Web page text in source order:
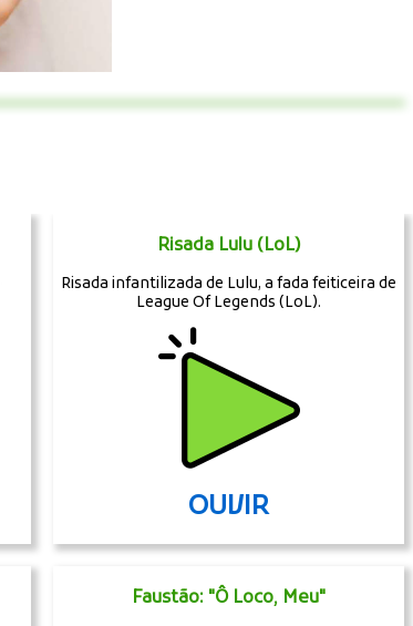
Risada Lulu (LoL)
Risada infantilizada de Lulu, a fada feiticeira de
League Of Legends (LoL).
OUVIR
Faustão: "Ô Loco, Meu"